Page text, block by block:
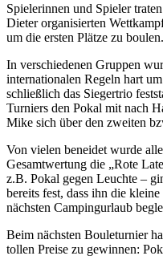
Spielerinnen und Spieler
Dieter organisierten
um die ersten Plätze zu boulen.
In verschiedenen Gruppen
internationalen Regeln hart
schließlich das Siegertrio
Turniers den Pokal mit nach
Mike sich über den zweiten
Von vielen beneidet wurde
Gesamtwertung die „Rote
z.B. Pokal gegen Leuchte –
bereits fest, dass ihn die
nächsten Campingurlaub
Beim nächsten Bouleturnier
tollen Preise zu gewinnen: